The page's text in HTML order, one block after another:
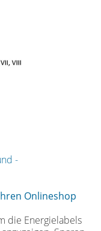
-
Onlineshop
die Energielabels